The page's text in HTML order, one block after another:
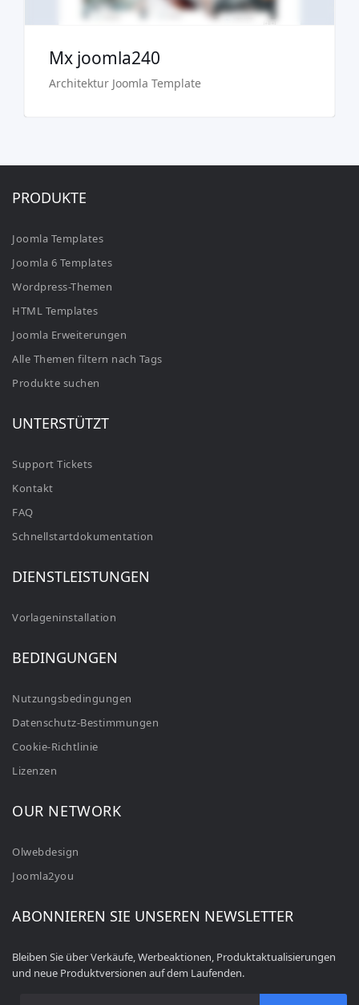
Mx joomla240
Architektur Joomla Template
PRODUKTE
Joomla Templates
Joomla 6 Templates
Wordpress-Themen
HTML Templates
Joomla Erweiterungen
Alle Themen filtern nach Tags
Produkte suchen
UNTERSTÜTZT
Support Tickets
Kontakt
FAQ
Schnellstartdokumentation
DIENSTLEISTUNGEN
Vorlageninstallation
BEDINGUNGEN
Nutzungsbedingungen
Datenschutz-Bestimmungen
Cookie-Richtlinie
Lizenzen
OUR NETWORK
Olwebdesign
Joomla2you
ABONNIEREN SIE UNSEREN NEWSLETTER
Bleiben Sie über Verkäufe, Werbeaktionen, Produktaktualisierungen
und neue Produktversionen auf dem Laufenden.